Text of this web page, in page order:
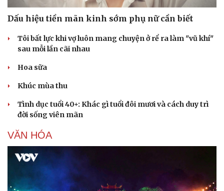
Dấu hiệu tiền mãn kinh sớm phụ nữ cần biết
Tôi bất lực khi vợ luôn mang chuyện ở rể ra làm "vũ khí"
sau mỗi lần cãi nhau
Hoa sữa
Khúc mùa thu
Tình dục tuổi 40+: Khác gì tuổi đôi mươi và cách duy trì
đời sống viên mãn
VĂN HÓA